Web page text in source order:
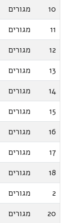
10
מגורים
11
מגורים
12
מגורים
13
מגורים
14
מגורים
15
מגורים
16
מגורים
17
מגורים
18
מגורים
2
מגורים
20
מגורים